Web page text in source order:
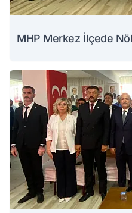
MHP Merkez İlçede